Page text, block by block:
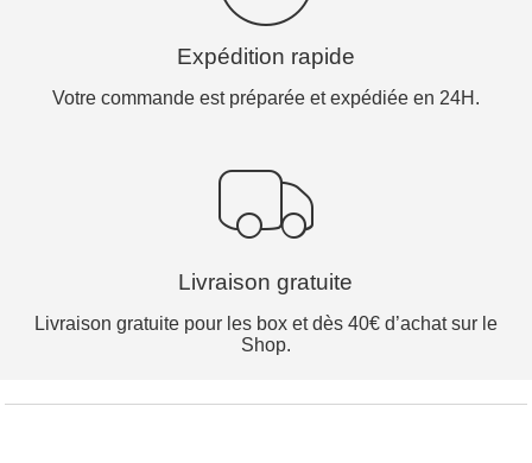
Expédition rapide
Votre commande est préparée et expédiée en 24H.
Livraison gratuite
Livraison gratuite pour les box et dès 40€ d’achat sur le
Shop.